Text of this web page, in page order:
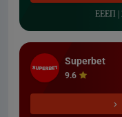
ΕΕΕΠ
Superbet
9.6